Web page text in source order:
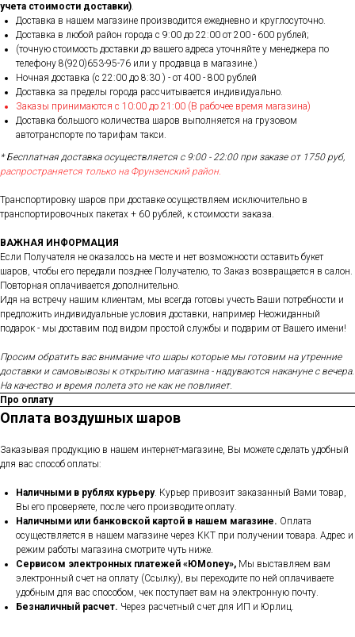
учета стоимости доставки).
Доставка в нашем магазине производится ежедневно и круглосуточно.
Доставка в любой район города c 9:00 до 22:00 от 200 - 600 рублей;
(точную стоимость доставки до вашего адреса уточняйте у менеджера по
телефону 8(920)653-95-76 или у продавца в магазине.)
Ночная доставка (с 22:00 до 8:30 ) - от 400 - 800 рублей
Доставка за пределы города рассчитывается индивидуально.
Заказы принимаются с 10:00 до 21:00 (В рабочее время магазина)
Доставка большого количества шаров выполняется на грузовом
автотранспорте по тарифам такси.
* Бесплатная доставка осуществляется с 9:00 - 22:00 при заказе от 1750 руб,
распространяется только на Фрунзенский район.
Транспортировку шаров при доставке осуществляем исключительно в
транспортировочных пакетах + 60 рублей, к стоимости заказа.
ВАЖНАЯ ИНФОРМАЦИЯ
Если Получателя не оказалось на месте и нет возможности оставить букет
шаров, чтобы его передали позднее Получателю, то Заказ возвращается в салон.
Повторная оплачивается дополнительно.
Идя на встречу нашим клиентам, мы всегда готовы учесть Ваши потребности и
предложить индивидуальные условия доставки, например Неожиданный
подарок - мы доставим под видом простой службы и подарим от Вашего имени!
Просим обратить вас внимание что шары которые мы готовим на утренние
доставки и самовывозы к открытию магазина - надуваются накануне с вечера.
На качество и время полета это не как не повлияет.
Про оплату
Оплата воздушных шаров
Заказывая продукцию в нашем интернет-магазине, Вы можете сделать удобный
для вас способ оплаты:
Наличными в рублях курьеру. Курьер привозит заказанный Вами товар,
Вы его проверяете, после чего производите оплату.
Наличными или банковской картой в нашем магазине. Оплата
осуществляется в нашем магазине через ККТ при получении товара. Адрес и
режим работы магазина смотрите чуть ниже.
Сервисом электронных платежей «ЮMoney», Мы выставляем вам
электронный счет на оплату (Ссылку), вы переходите по ней оплачиваете
удобным для вас способом, чек поступает вам на электронную почту.
Безналичный расчет. Через расчетный счет для ИП и Юрлиц.